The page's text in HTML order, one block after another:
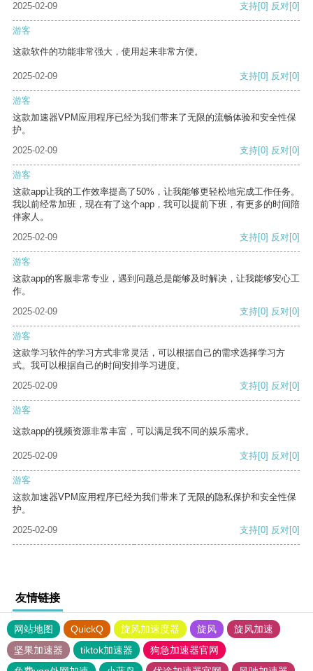
2025-02-09
支持[0] 反对[0]
游客
这款软件的功能非常强大，使用起来非常方便。
2025-02-09 支持[0] 反对[0]
游客
这款加速器VPM应用程序已经为我们带来了无限的流畅体验和安全性保
护。
2025-02-09
支持[0] 反对[0]
游客
这款app让我的工作效率提高了50%，让我能够更轻松地完成工作任务。
我以前经常加班，现在有了这个app，我可以提前下班，有更多的时间陪
伴家人。
2025-02-09
支持[0] 反对[0]
游客
这款app的客服非常专业，遇到问题总是能够及时解决，让我能够安心工
作。
2025-02-09
支持[0] 反对[0]
游客
这款学习软件的学习方式非常灵活，可以根据自己的需求选择学习方
式。我可以根据自己的时间安排学习进度。
2025-02-09
支持[0] 反对[0]
游客
这款app的视频资源非常丰富，可以满足我不同的娱乐需求。
2025-02-09 支持[0] 反对[0]
游客
这款加速器VPM应用程序已经为我们带来了无限的隐私保护和安全性保
护。
2025-02-09
支持[0] 反对[0]
友情链接
网站地图 QuickQ 旋风加速度器 旋风
旋风加速
坚果加速器
tiktok加速器
狗急加速器官网